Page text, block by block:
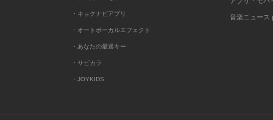
・キョクナビアプリ
・オートボーカルエフェクト
・あなたの最適キー
・サビカラ
・JOYKIDS
音楽ニュース